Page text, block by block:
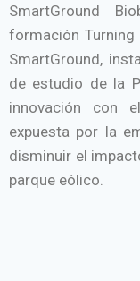
SmartGround
formación Turning
SmartGround,
de estudio de la
innovación con
expuesta por la
disminuir el
parque eólico.